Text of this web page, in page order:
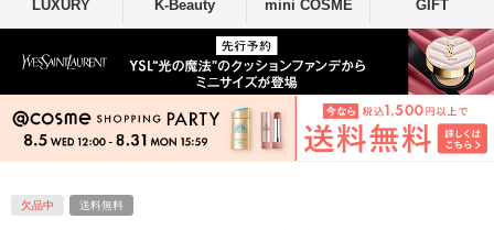
LUXURY K-Beauty mini COSME GIFT
欠品中 送料無料